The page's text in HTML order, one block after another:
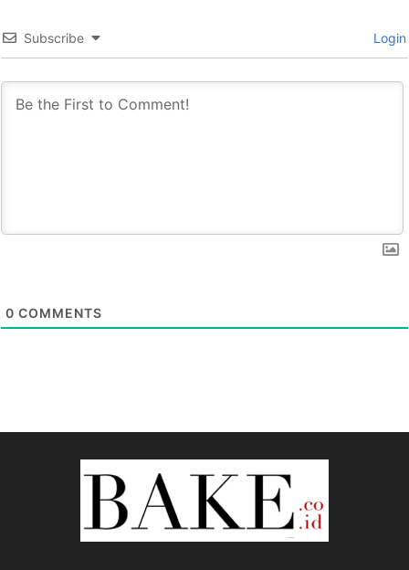
Subscribe Login
0 COMMENTS